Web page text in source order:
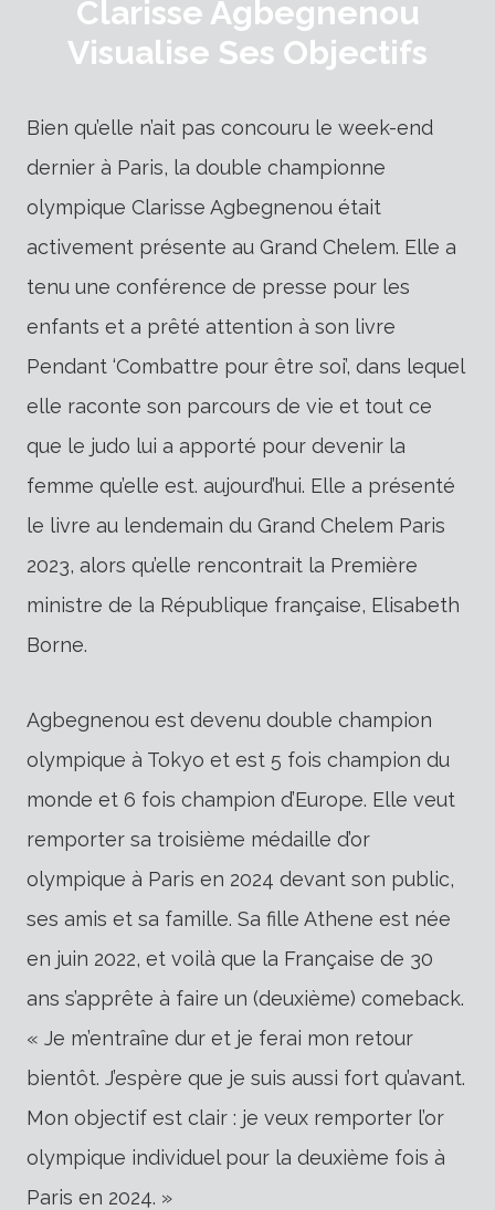
Clarisse Agbegnenou
Visualise Ses Objectifs
Bien qu’elle n’ait pas concouru le week-end
dernier à Paris, la double championne
olympique Clarisse Agbegnenou était
activement présente au Grand Chelem. Elle a
tenu une conférence de presse pour les
enfants et a prêté attention à son livre
Pendant ‘Combattre pour être soi’, dans lequel
elle raconte son parcours de vie et tout ce
que le judo lui a apporté pour devenir la
femme qu’elle est. aujourd’hui. Elle a présenté
le livre au lendemain du Grand Chelem Paris
2023, alors qu’elle rencontrait la Première
ministre de la République française, Elisabeth
Borne.
Agbegnenou est devenu double champion
olympique à Tokyo et est 5 fois champion du
monde et 6 fois champion d’Europe. Elle veut
remporter sa troisième médaille d’or
olympique à Paris en 2024 devant son public,
ses amis et sa famille. Sa fille Athene est née
en juin 2022, et voilà que la Française de 30
ans s’apprête à faire un (deuxième) comeback.
« Je m’entraîne dur et je ferai mon retour
bientôt. J’espère que je suis aussi fort qu’avant.
Mon objectif est clair : je veux remporter l’or
olympique individuel pour la deuxième fois à
Paris en 2024. »